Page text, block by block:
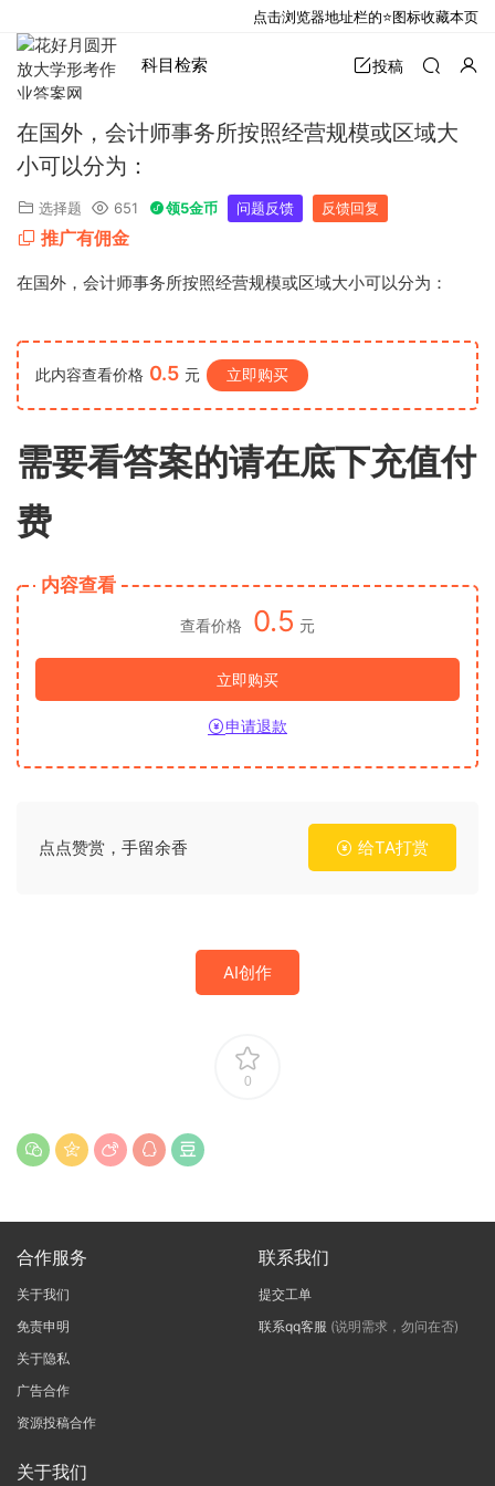
科目检索 投稿
在国外，会计师事务所按照经营规模或区域大
小可以分为：
选择题 651 领5金币 问题反馈 反馈回复
推广有佣金
在国外，会计师事务所按照经营规模或区域大小可以分为：
此内容查看价格 0.5 元 立即购买
需要看答案的请在底下充值付
费
内容查看
查看价格 0.5 元
立即购买
申请退款
点点赞赏，手留余香 给TA打赏
AI创作
0
合作服务
关于我们
免责申明
关于隐私
广告合作
资源投稿合作
联系我们
提交工单
联系qq客服 (说明需求，勿问在否)
关于我们
点击浏览器地址栏的⭐图标收藏本页